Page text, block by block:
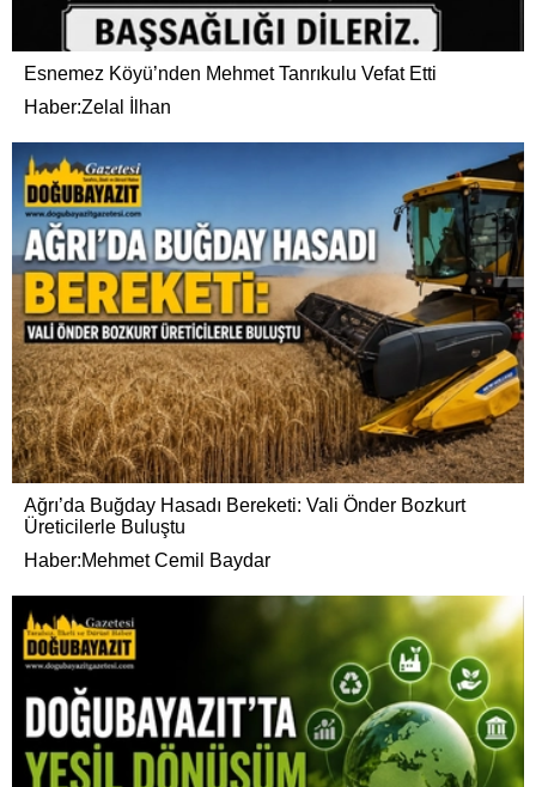
Esnemez Köyü’nden Mehmet Tanrıkulu Vefat Etti
Haber:Zelal İlhan
Ağrı’da Buğday Hasadı Bereketi: Vali Önder Bozkurt
Üreticilerle Buluştu
Haber:Mehmet Cemil Baydar